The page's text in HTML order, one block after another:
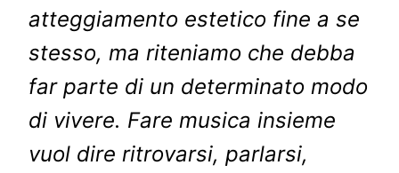
atteggiamento estetico fine a se
stesso, ma riteniamo che debba
far parte di un determinato modo
di vivere. Fare musica insieme
vuol dire ritrovarsi, parlarsi,